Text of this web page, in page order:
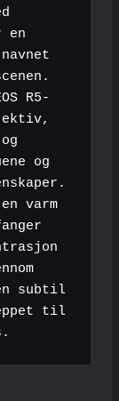
en
R5-
og
varm
subtil
til